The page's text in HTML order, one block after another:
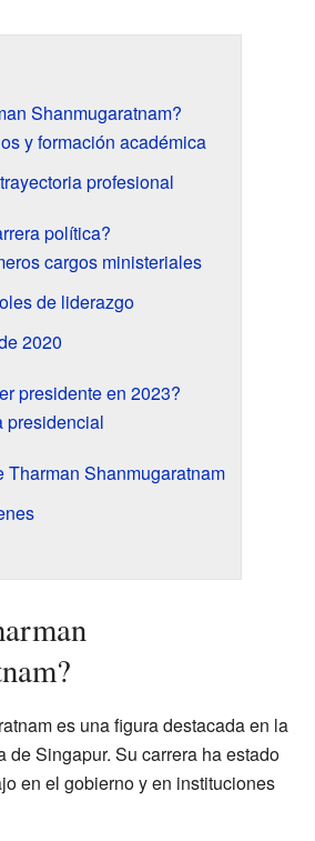
Shanmugaratnam?
y formación académica
profesional
política?
cargos ministeriales
de liderazgo
2020
presidente en 2023?
presidencial
Tharman Shanmugaratnam
es una figura destacada en la
de Singapur. Su carrera ha estado
en el gobierno y en instituciones